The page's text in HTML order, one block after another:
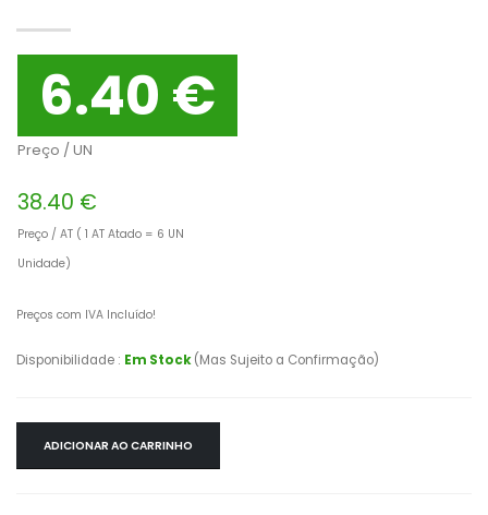
6.40 €
Preço / UN
38.40 €
Preço / AT ( 1 AT Atado = 6 UN
Unidade)
Preços com IVA Incluído!
Disponibilidade : Em Stock(Mas Sujeito a Confirmação)
ADICIONAR AO CARRINHO